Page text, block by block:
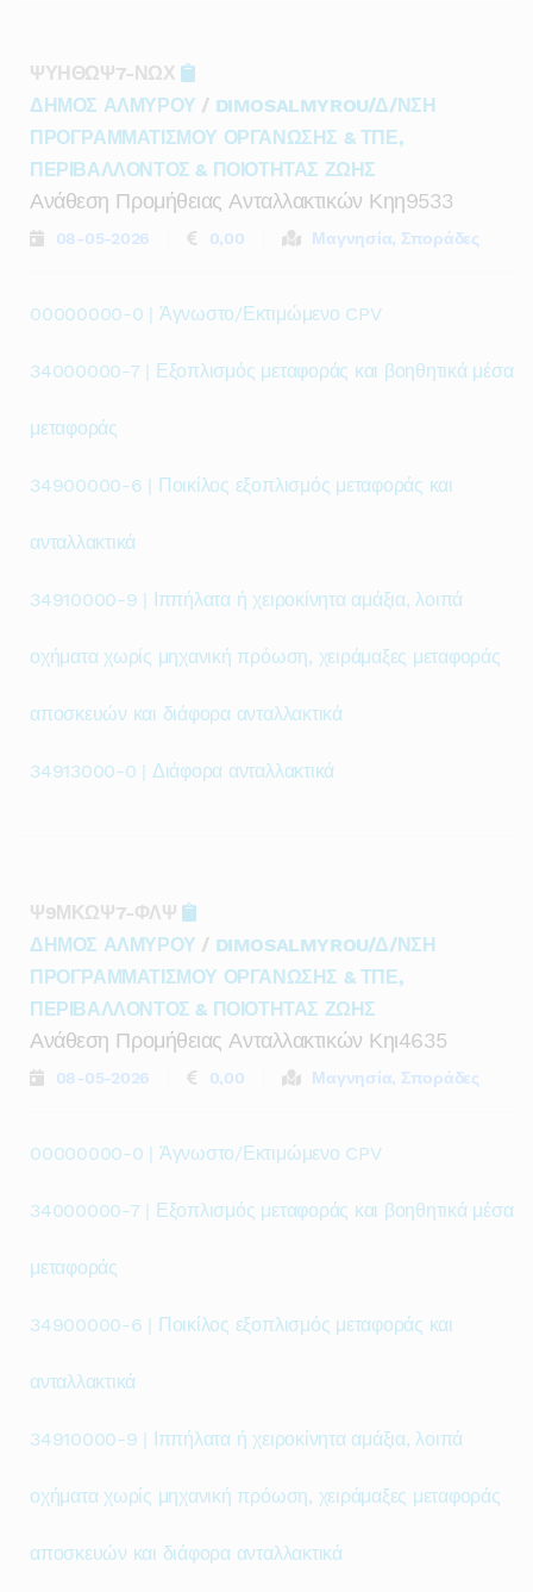
ΨΥΗΘΩΨ7-ΝΩΧ
ΔΗΜΟΣ ΑΛΜΥΡΟΥ / DIMOSALMYROU/Δ/ΝΣΗ
ΠΡΟΓΡΑΜΜΑΤΙΣΜΟΥ ΟΡΓΑΝΩΣΗΣ & ΤΠΕ,
ΠΕΡΙΒΑΛΛΟΝΤΟΣ & ΠΟΙΟΤΗΤΑΣ ΖΩΗΣ
Ανάθεση Προμήθειας Ανταλλακτικών Κηη9533
08-05-2026 0,00 Μαγνησία, Σποράδες
00000000-0 | Άγνωστο/Εκτιμώμενο CPV
34000000-7 | Εξοπλισμός μεταφοράς και βοηθητικά μέσα
μεταφοράς
34900000-6 | Ποικίλος εξοπλισμός μεταφοράς και
ανταλλακτικά
34910000-9 | Ιππήλατα ή χειροκίνητα αμάξια, λοιπά
οχήματα χωρίς μηχανική πρόωση, χειράμαξες μεταφοράς
αποσκευών και διάφορα ανταλλακτικά
34913000-0 | Διάφορα ανταλλακτικά
Ψ9ΜΚΩΨ7-ΦΛΨ
ΔΗΜΟΣ ΑΛΜΥΡΟΥ / DIMOSALMYROU/Δ/ΝΣΗ
ΠΡΟΓΡΑΜΜΑΤΙΣΜΟΥ ΟΡΓΑΝΩΣΗΣ & ΤΠΕ,
ΠΕΡΙΒΑΛΛΟΝΤΟΣ & ΠΟΙΟΤΗΤΑΣ ΖΩΗΣ
Ανάθεση Προμήθειας Ανταλλακτικών Κηι4635
08-05-2026 0,00 Μαγνησία, Σποράδες
00000000-0 | Άγνωστο/Εκτιμώμενο CPV
34000000-7 | Εξοπλισμός μεταφοράς και βοηθητικά μέσα
μεταφοράς
34900000-6 | Ποικίλος εξοπλισμός μεταφοράς και
ανταλλακτικά
34910000-9 | Ιππήλατα ή χειροκίνητα αμάξια, λοιπά
οχήματα χωρίς μηχανική πρόωση, χειράμαξες μεταφοράς
αποσκευών και διάφορα ανταλλακτικά